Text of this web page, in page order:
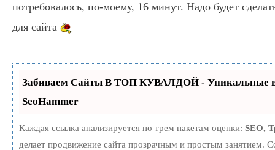
потребовалось, по-моему, 16 минут. Надо будет
для сайта
Забиваем Сайты В ТОП КУВАЛДОЙ - Уникальные
SeoHammer
Каждая ссылка анализируется по трем пакетам оценки: SEO,
делает продвижение сайта прозрачным и простым занятием.